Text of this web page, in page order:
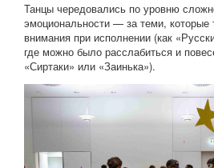
Танцы чередовались по уровню
эмоциональности — за теми, которые
внимания при исполнении (как
где можно было расслабиться и
«Сиртаки» или «Заинька»).